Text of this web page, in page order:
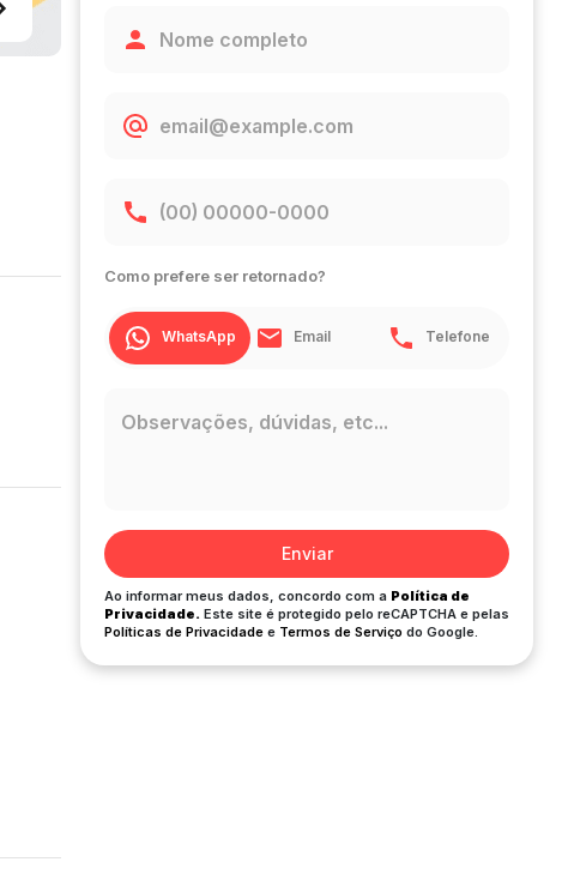
Como prefere ser retornado?
WhatsApp Email Telefone
Enviar
Ao informar meus dados, concordo com a Política de
Privacidade. Este site é protegido pelo reCAPTCHA e pelas
Políticas de Privacidade e Termos de Serviço do Google.